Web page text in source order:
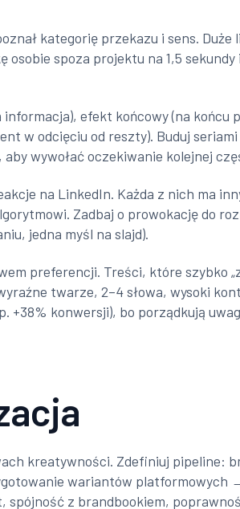
kategorię przekazu i sens. Duże
spoza projektu na 1,5
efekt końcowy (na końcu
w odcięciu od reszty). Buduj
wywołać oczekiwanie kolejnej
na LinkedIn. Każda z nich ma
Zadbaj o prowokację do
jedna myśl na slajd).
preferencji. Treści, które szybko
twarze, 2–4 słowa, wysoki
konwersji), bo porządkują
kreatywności. Zdefiniuj
wariantów platformowych
z brandbookiem,